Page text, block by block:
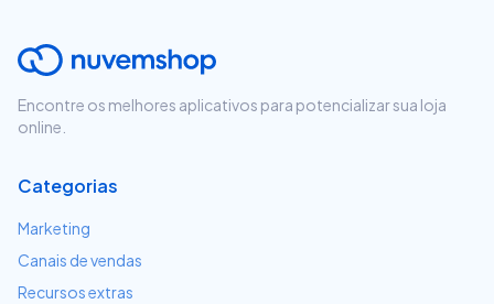
Encontre os melhores aplicativos para potencializar sua loja
online.
Categorias
Marketing
Canais de vendas
Recursos extras